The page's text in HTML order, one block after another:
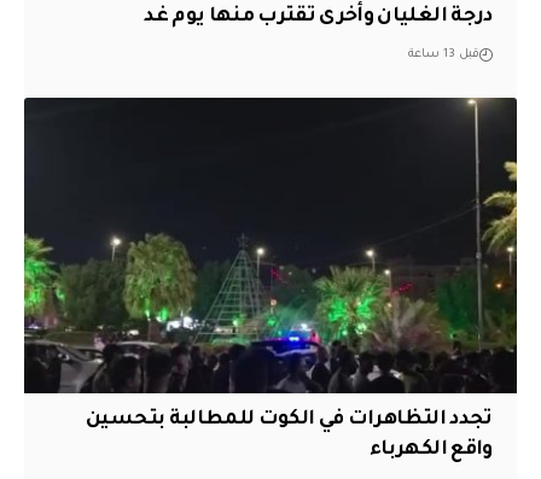
درجة الغليان وأخرى تقترب منها يوم غد
قبل 13 ساعة
تجدد التظاهرات في الكوت للمطالبة بتحسين
واقع الكهرباء